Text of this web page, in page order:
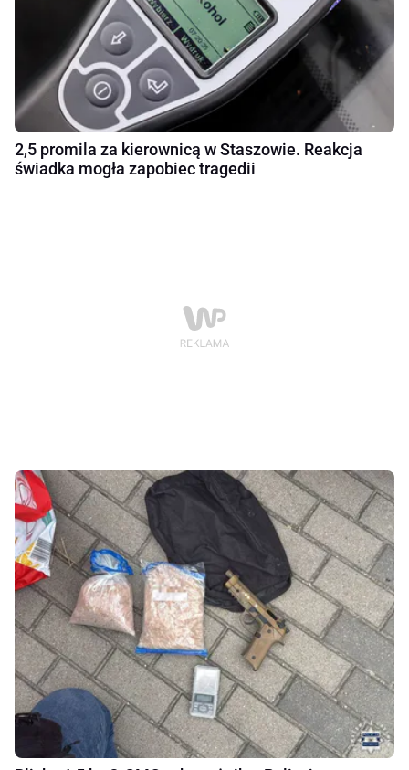
2,5 promila za kierownicą w Staszowie. Reakcja
świadka mogła zapobiec tragedii